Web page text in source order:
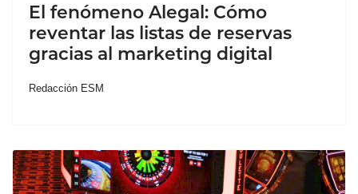
El fenómeno Alegal: Cómo
reventar las listas de reservas
gracias al marketing digital
Redacción ESM